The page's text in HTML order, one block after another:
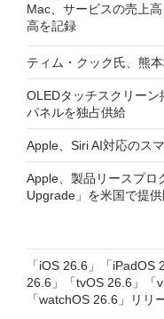
Mac、サービスの売上
高を記録
ティム・クック氏、熊
OLEDタッチスクリー
パネルを独占供給
Apple、Siri AI対応のス
Apple、製品リースプロ
Upgrade」を米国で提
「iOS 26.6」「iPadOS
26.6」「tvOS 26.6」「
「watchOS 26.6」リリ